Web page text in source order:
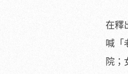
在釋
喊「
院；